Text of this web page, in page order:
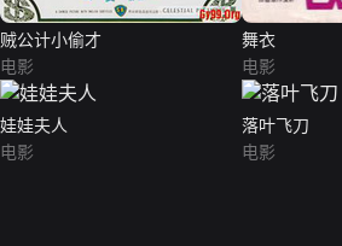
贼公计小偷才
电影
舞衣
电影
娃娃夫人
电影
落叶飞刀
电影